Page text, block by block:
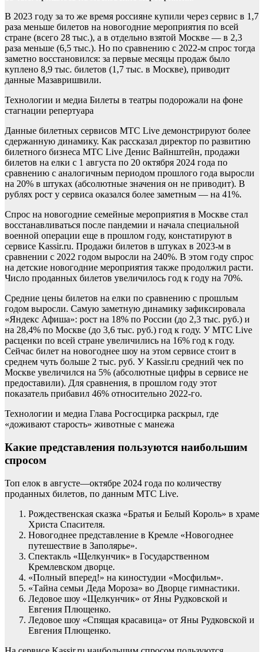
В 2023 году за то же время россияне купили через сервис в 1,7
раза меньше билетов на новогодние мероприятия по всей
стране (всего 28 тыс.), а в отдельно взятой Москве — в 2,3
раза меньше (6,5 тыс.). Но по сравнению с 2022-м спрос тогда
заметно восстановился: за первые месяцы продаж было
куплено 8,9 тыс. билетов (1,7 тыс. в Москве), приводит
данные Мазавришвили.
Технологии и медиа Билеты в театры подорожали на фоне
стагнации репертуара
Данные билетных сервисов МТС Live демонстрируют более
сдержанную динамику. Как рассказал директор по развитию
билетного бизнеса МТС Live Денис Вайнштейн, продажи
билетов на елки с 1 августа по 20 октября 2024 года по
сравнению с аналогичным периодом прошлого года выросли
на 20% в штуках (абсолютные значения он не приводит). В
рублях рост у сервиса оказался более заметным — на 41%.
Спрос на новогодние семейные мероприятия в Москве стал
восстанавливаться после пандемии и начала специальной
военной операции еще в прошлом году, констатируют в
сервисе Kassir.ru. Продажи билетов в штуках в 2023-м в
сравнении с 2022 годом выросли на 240%. В этом году спрос
на детские новогодние мероприятия также продолжил расти.
Число проданных билетов увеличилось год к году на 70%.
Средние цены билетов на елки по сравнению с прошлым
годом выросли. Самую заметную динамику зафиксировала
«Яндекс Афиша»: рост на 18% по России (до 2,3 тыс. руб.) и
на 28,4% по Москве (до 3,6 тыс. руб.) год к году. У МТС Live
расценки по всей стране увеличились на 16% год к году.
Сейчас билет на новогоднее шоу на этом сервисе стоит в
среднем чуть больше 2 тыс. руб. У Kassir.ru средний чек по
Москве увеличился на 5% (абсолютные цифры в сервисе не
предоставили). Для сравнения, в прошлом году этот
показатель прибавил 46% относительно 2022-го.
Технологии и медиа Глава Росгосцирка раскрыл, где
«доживают старость» животные с манежа
Какие представления пользуются наибольшим
спросом
Топ елок в августе—октябре 2024 года по количеству
проданных билетов, по данным МТС Live.
Рождественская сказка «Братья и Белый Король» в храме
Христа Спасителя.
Новогоднее представление в Кремле «Новогоднее
путешествие в Заполярье».
Спектакль «Щелкунчик» в Государственном
Кремлевском дворце.
«Полный вперед!» на киностудии «Мосфильм».
«Тайна семьи Деда Мороза» во Дворце гимнастики.
Ледовое шоу «Щелкунчик» от Яны Рудковской и
Евгения Плющенко.
Ледовое шоу «Спящая красавица» от Яны Рудковской и
Евгения Плющенко.